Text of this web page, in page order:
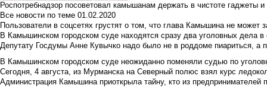
Роспотребнадзор посоветовал камышанам держать в чистоте гаджеты
Все новости по теме 01.02.2020
Пользователи в соцсетях грустят о том, что глава Камышина не может
В Камышинском городском суде находятся сразу два уголовных дела
Депутату Госдумы Анне Кувычко надо было не в роддоме пиариться, а
В Камышинском городском суде неожиданно поменяли судью по
Сегодня, 4 августа, из Мурманска на Северный полюс взял курс
Администрация Камышина приоткрыла тайну, кто из предпринимателей